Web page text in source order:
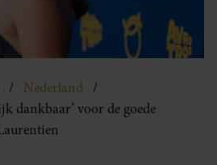
Nederland
dankbaar’ voor de goede